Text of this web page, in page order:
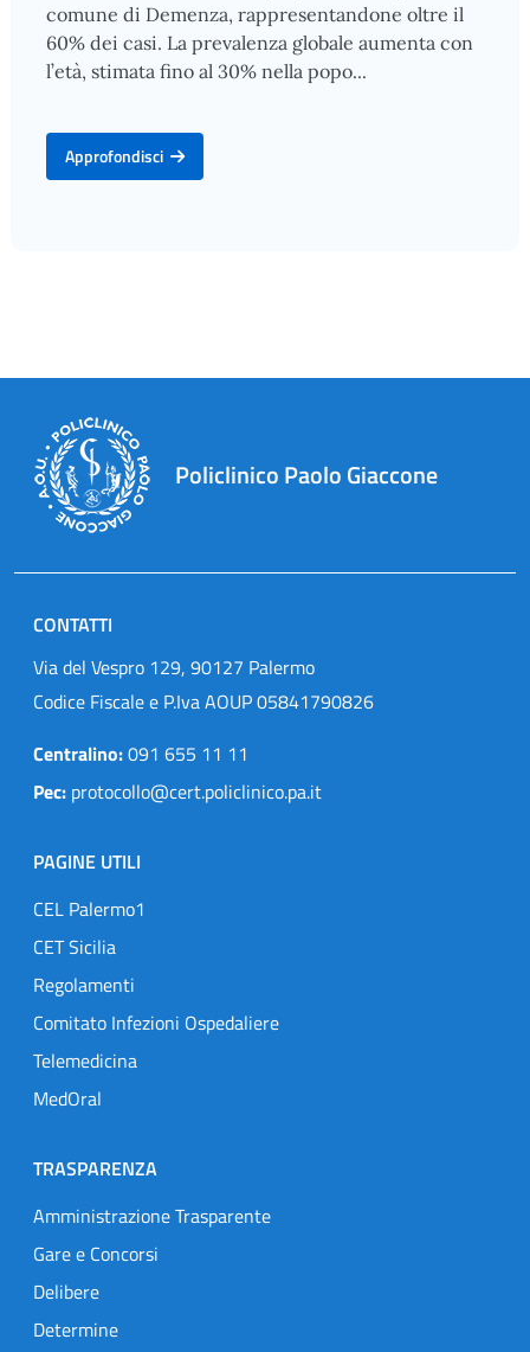
comune di Demenza, rappresentandone oltre il
60% dei casi. La prevalenza globale aumenta con
l’età, stimata fino al 30% nella popo...
Approfondisci
Policlinico Paolo Giaccone
CONTATTI
Via del Vespro 129, 90127 Palermo
Codice Fiscale e P.Iva AOUP 05841790826
Centralino:091 655 11 11
Pec: protocollo@cert.policlinico.pa.it
PAGINE UTILI
CEL Palermo1
CET Sicilia
Regolamenti
Comitato Infezioni Ospedaliere
Telemedicina
MedOral
TRASPARENZA
Amministrazione Trasparente
Gare e Concorsi
Delibere
Determine